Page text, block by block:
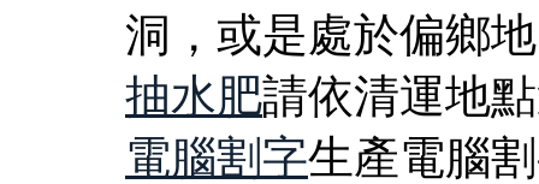
洞，或是處於偏鄉
抽水肥請依清運地
電腦割字生產電腦